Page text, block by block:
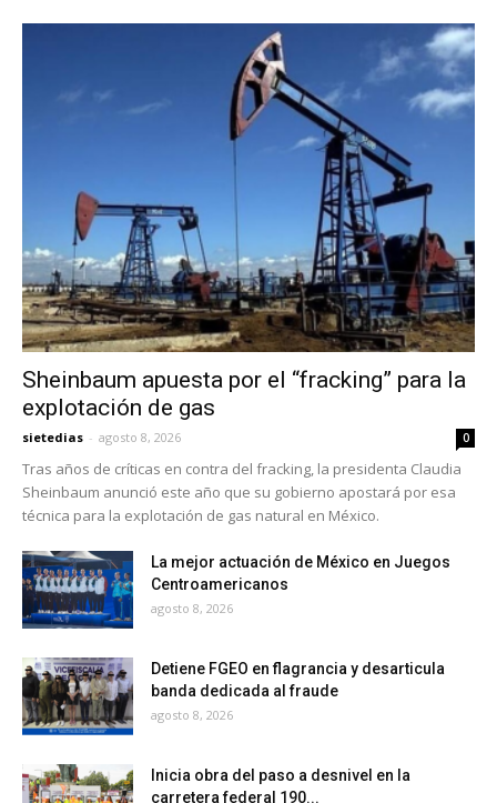
Sheinbaum apuesta por el “fracking” para la
explotación de gas
sietedias - agosto 8, 2026 0
Tras años de críticas en contra del fracking, la presidenta Claudia
Sheinbaum anunció este año que su gobierno apostará por esa
técnica para la explotación de gas natural en México.
La mejor actuación de México en Juegos
Centroamericanos
agosto 8, 2026
Detiene FGEO en flagrancia y desarticula
banda dedicada al fraude
agosto 8, 2026
Inicia obra del paso a desnivel en la
carretera federal 190...